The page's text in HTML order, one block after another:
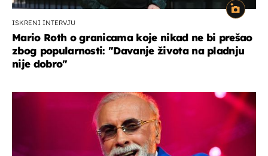
ISKRENI INTERVJU
Mario Roth o granicama koje nikad ne bi prešao
zbog popularnosti: "Davanje života na pladnju
nije dobro"